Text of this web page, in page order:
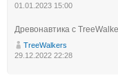
01.01.2023 15:00
Древонавтика с
TreeWalkers
29.12.2022 22:28